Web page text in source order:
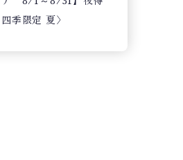
季限定 夏〉